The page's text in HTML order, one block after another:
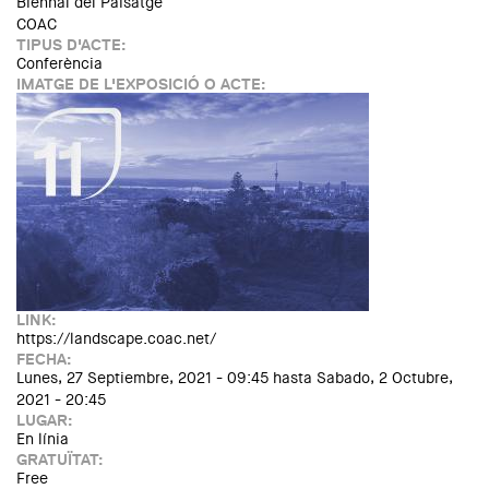
COAC
TIPUS D'ACTE:
Conferència
IMATGE DE L'EXPOSICIÓ O ACTE:
LINK:
https://landscape.coac.net/
FECHA:
Lunes, 27 Septiembre, 2021 - 09:45 hasta Sabado, 2 Octubre,
2021 - 20:45
LUGAR:
En línia
GRATUÏTAT:
Free